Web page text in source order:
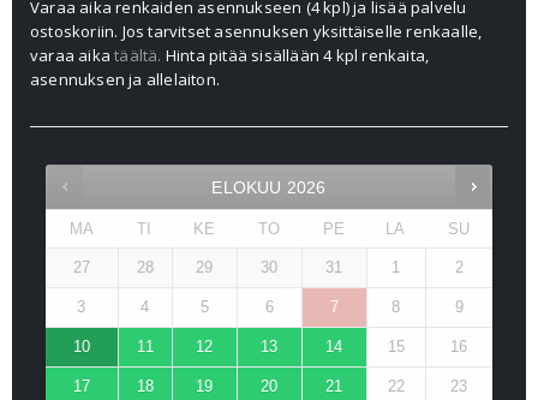
Varaa aika renkaiden asennukseen (4 kpl) ja lisää palvelu
ostoskoriin. Jos tarvitset asennuksen yksittäiselle renkaalle,
varaa aikatäältä. Hinta pitää sisällään 4 kpl renkaita,
asennuksen ja allelaiton.
ELOKUU 2026
MA TI KE TO PE LA SU
27 28 29 30 31 1 2
3 4 5 6 7 8 9
10 11 12 13 14 15 16
17 18 19 20 21 22 23